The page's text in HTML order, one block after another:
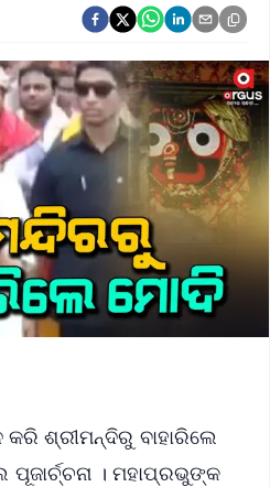
Odisha
Dekhein Apna Desh
କରି ଶ୍ରୀମନ୍ଦିରୁ ବାହାରିଲେ
। ମହାପ୍ରଭୁଙ୍କ